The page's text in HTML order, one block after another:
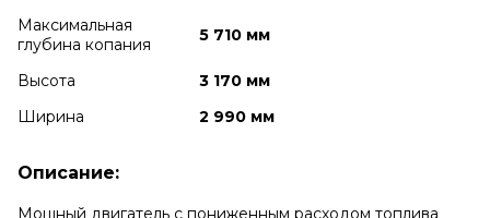
Максимальная
глубина копания
5 710 мм
Высота
3 170 мм
Ширина
2 990 мм
Описание:
Мощный двигатель с пониженным расходом топлива